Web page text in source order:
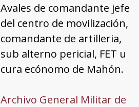
Avales de comandante jefe
del centro de movilización,
comandante de artilleria,
sub alterno pericial, FET u
cura ecónomo de Mahón.
Archivo General Militar de